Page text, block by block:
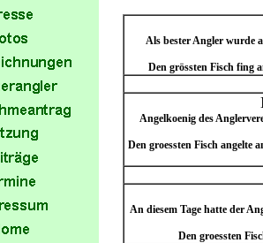
Als bester Angler wurde
Den grössten Fisch fing
Angelkoenig des
Den groessten Fisch angelte
An diesem Tage hatte der
Den groessten